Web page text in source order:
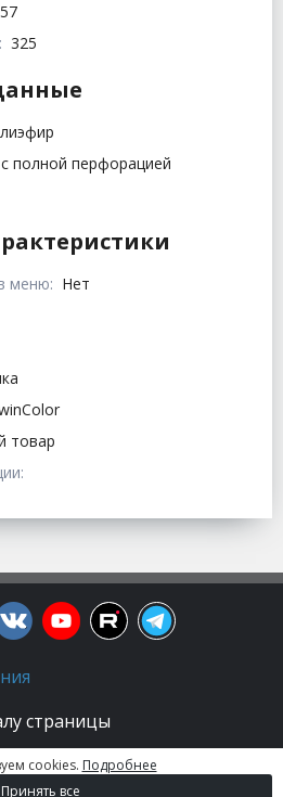
325
с полной перфорацией
меню: Нет
товар
страницы
| Группа
защищены.
cookies. Подробнее
Принять все